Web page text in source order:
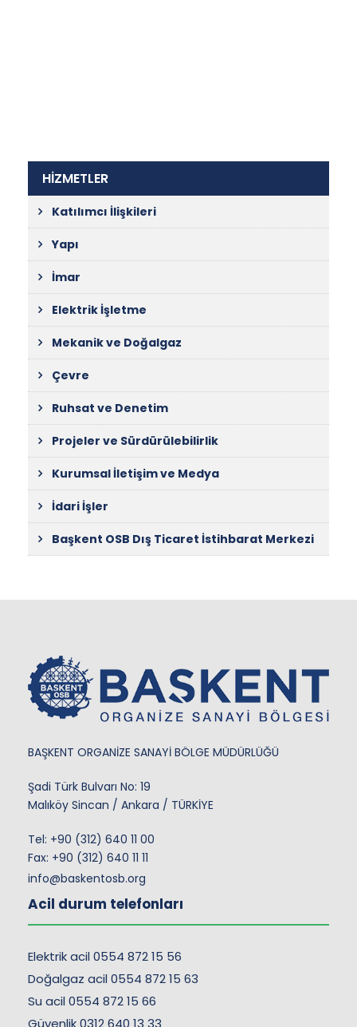
HİZMETLER
Katılımcı İlişkileri
Yapı
İmar
Elektrik İşletme
Mekanik ve Doğalgaz
Çevre
Ruhsat ve Denetim
Projeler ve Sürdürülebilirlik
Kurumsal İletişim ve Medya
İdari İşler
Başkent OSB Dış Ticaret İstihbarat Merkezi
BAŞKENT ORGANİZE SANAYİ BÖLGE MÜDÜRLÜĞÜ
Şadi Türk Bulvarı No: 19
Malıköy Sincan / Ankara / TÜRKİYE
Tel: +90 (312) 640 11 00
Fax: +90 (312) 640 11 11
info@baskentosb.org
Acil durum telefonları
Elektrik acil 0554 872 15 56
Doğalgaz acil 0554 872 15 63
Su acil 0554 872 15 66
Güvenlik 0312 640 13 33